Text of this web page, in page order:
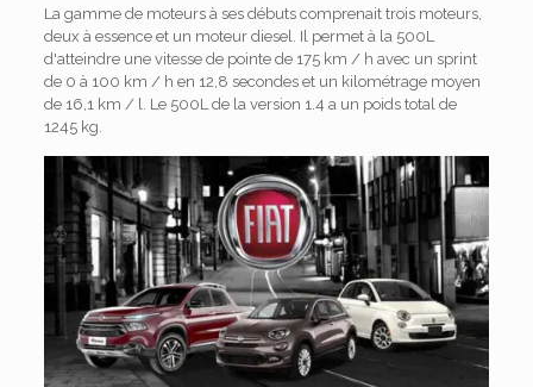
La gamme de moteurs à ses débuts comprenait trois moteurs,
deux à essence et un moteur diesel. Il permet à la 500L
d'atteindre une vitesse de pointe de 175 km / h avec un sprint
de 0 à 100 km / h en 12,8 secondes et un kilométrage moyen
de 16,1 km / l. Le 500L de la version 1.4 a un poids total de
1245 kg.